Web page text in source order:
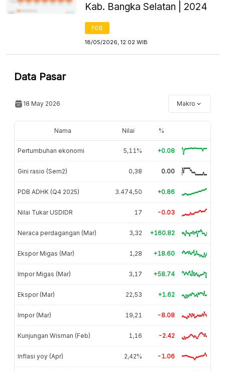
Kab. Bangka Selatan | 2024
PDB
18/05/2026, 12:02 WIB
Data Pasar
18 May 2026 Makro
Nama Nilai %
Pertumbuhan ekonomi 5,11% +0.08
Gini rasio (Sem2) 0,38 0.00
PDB ADHK (Q4 2025) 3.474,50 +0.86
Nilai Tukar USDIDR 17 -0.03
Neraca perdagangan (Mar) 3,32 +160.82
Ekspor Migas (Mar) 1,28 +18.60
Impor Migas (Mar) 3,17 +58.74
Ekspor (Mar) 22,53 +1.62
Impor (Mar) 19,21 -8.08
Kunjungan Wisman (Feb) 1,16 -2.42
Inflasi yoy (Apr) 2,42% -1.06